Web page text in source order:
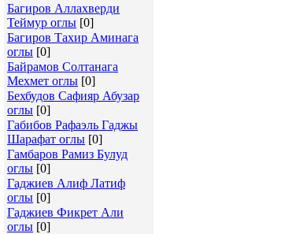
Багиров Аллахверди
Теймур оглы [0]
Багиров Тахир Аминага
оглы [0]
Байрамов Солтанага
Мехмет оглы [0]
Бехбудов Сафияр Абузар
оглы [0]
Габибов Рафаэль Гаджы
Шарафат оглы [0]
Гамбаров Рамиз Булуд
оглы [0]
Гаджиев Алиф Латиф
оглы [0]
Гаджиев Фикрет Али
оглы [0]